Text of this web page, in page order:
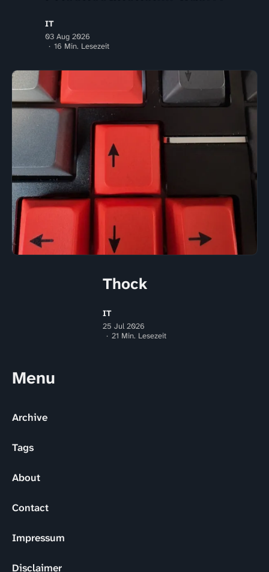
IT
03 Aug 2026
16 Min. Lesezeit
Thock
IT
25 Jul 2026
21 Min. Lesezeit
Menu
Archive
Tags
About
Contact
Impressum
Disclaimer